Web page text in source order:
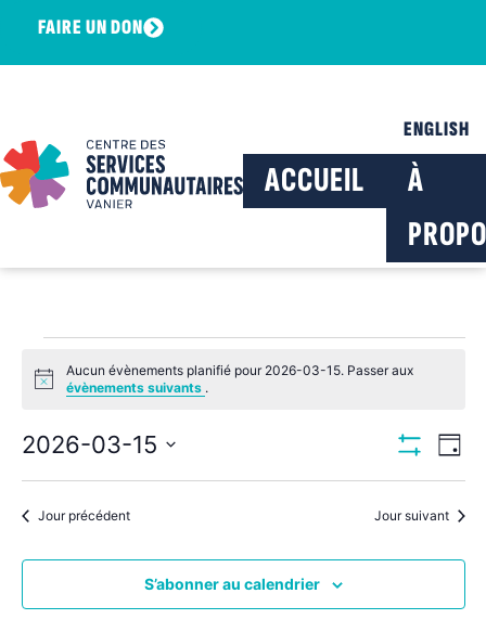
FAIRE UN DON
ENGLISH
ACCUEIL
À
Notice
Aucun évènements planifié pour 2026-03-15. Passer aux
évènements suivants .
parde
Jour
2026-03-15
une
date.Jour précédent Jour suivant
S’abonner au calendrier